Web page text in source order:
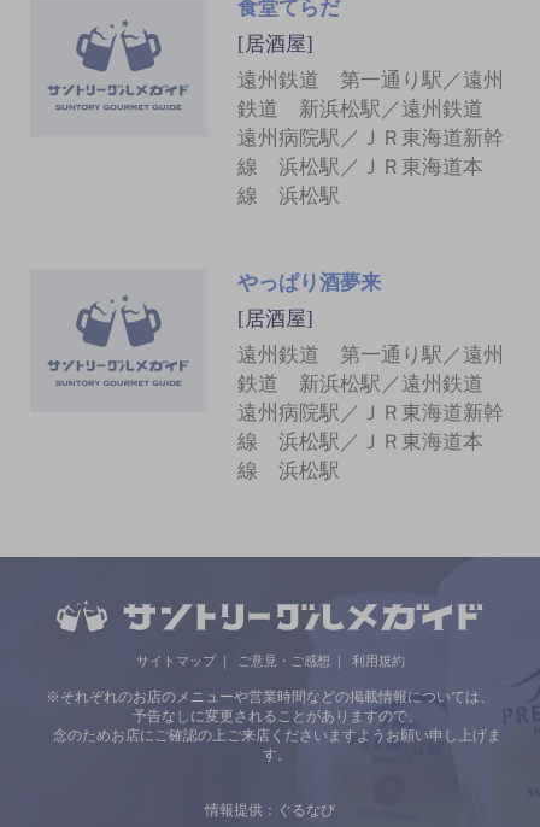
食堂てらだ
[居酒屋]
遠州鉄道 第一通り駅／遠州
鉄道 新浜松駅／遠州鉄道
遠州病院駅／ＪＲ東海道新幹
線 浜松駅／ＪＲ東海道本
線 浜松駅
やっぱり酒夢来
[居酒屋]
遠州鉄道 第一通り駅／遠州
鉄道 新浜松駅／遠州鉄道
遠州病院駅／ＪＲ東海道新幹
線 浜松駅／ＪＲ東海道本
線 浜松駅
サイトマップ ご意見・ご感想 利用規約
※それぞれのお店のメニューや営業時間などの掲載情報については、
予告なしに変更されることがありますので、
念のためお店にご確認の上ご来店くださいますようお願い申し上げま
す。
情報提供：ぐるなび